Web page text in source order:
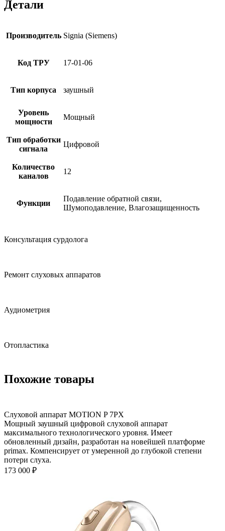
Детали
Производитель Signia (Siemens)
Код ТРУ 17-01-06
Тип корпуса заушный
Уровень
мощности
Мощный
Тип обработки
сигнала
Цифровой
Количество
каналов
12
Функции
Подавление обратной связи,
Шумоподавление, Влагозащищенность
Консультация сурдолога
Ремонт слуховых аппаратов
Аудиометрия
Отопластика
Похожие товары
Слуховой аппарат MOTION P 7PX
Мощный заушный цифровой слуховой аппарат
максимального технологического уровня. Имеет
обновленный дизайн, разработан на новейшей платформе
primax. Компенсирует от умеренной до глубокой степени
потери слуха.
173 000 ₽